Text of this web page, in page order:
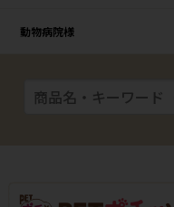
動物病院様